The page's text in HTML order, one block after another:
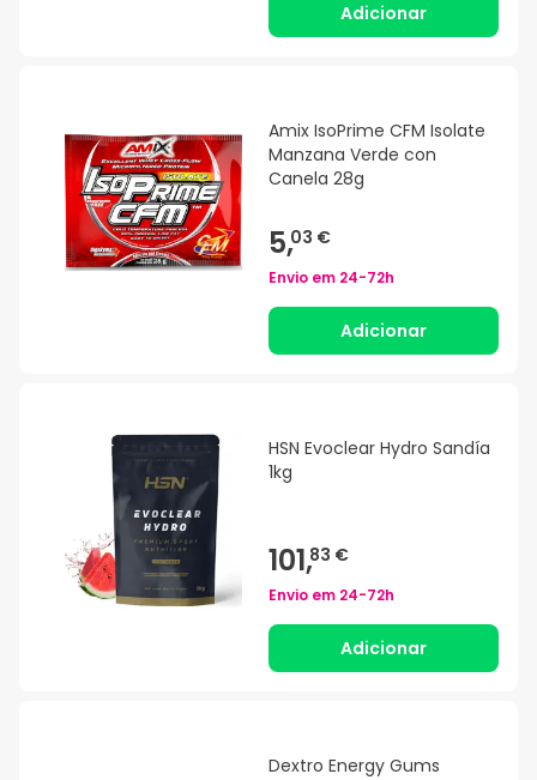
Adicionar
Amix IsoPrime CFM Isolate
Manzana Verde con
Canela 28g
5,03 €
Envio em 24-72h
Adicionar
HSN Evoclear Hydro Sandía
1kg
101,83 €
Envio em 24-72h
Adicionar
Dextro Energy Gums